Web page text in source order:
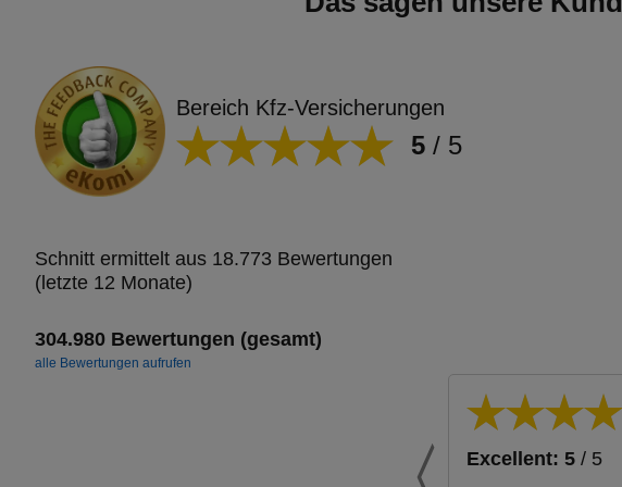
Bereich Kfz-Versicherungen
5 / 5
Schnitt ermittelt aus 18.773 Bewertungen
(letzte 12 Monate)
304.980 Bewertungen (gesamt)
alle Bewertungen aufrufen
Excellent: 5 / 5